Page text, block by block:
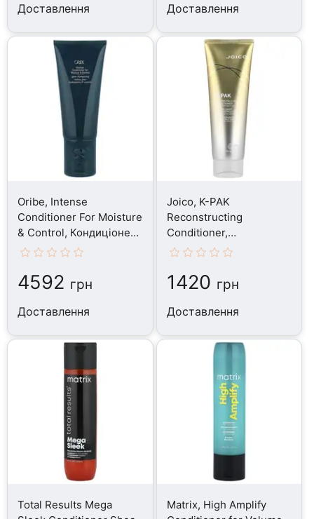
Доставлення Доставлення
Oribe, Intense
Conditioner For Moisture
& Control, Кондиціонер,
200 мл
4592 грн
Доставлення
Joico, K-PAK
Reconstructing
Conditioner,
Кондиціонер, 250 мл
1420 грн
Доставлення
Total Results Mega
Matrix, High Amplify